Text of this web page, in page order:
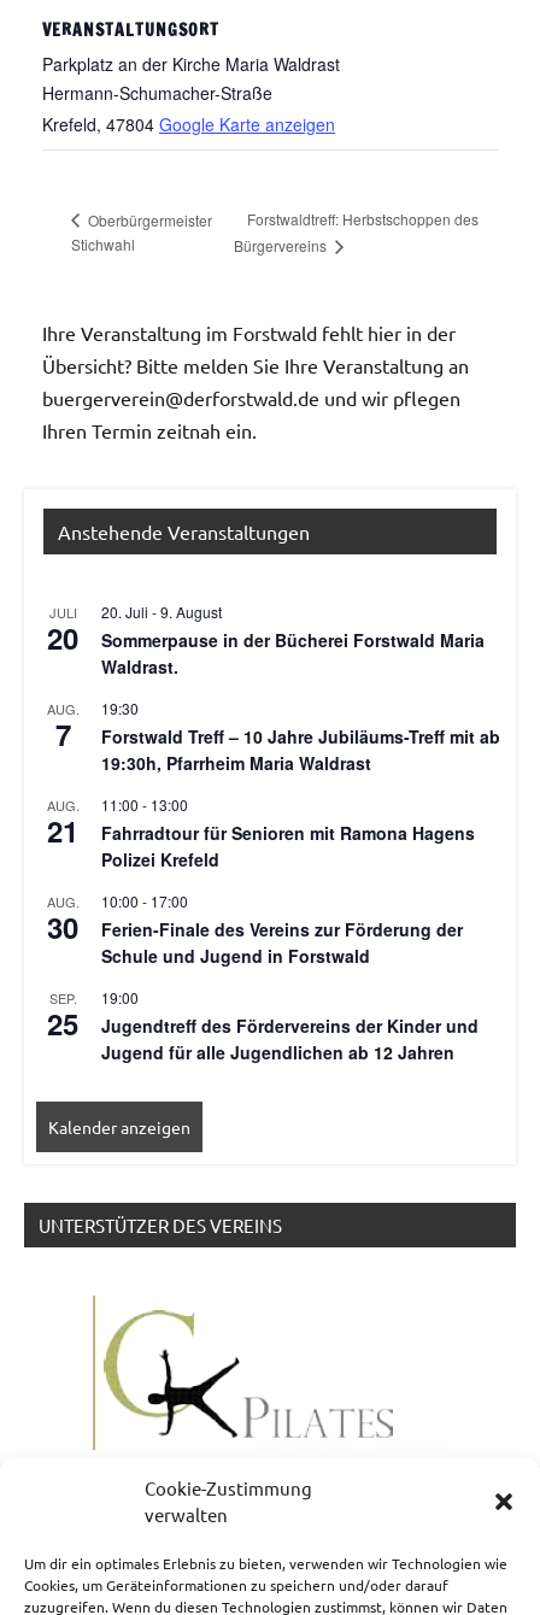
Cookie-Zustimmung
verwalten
Um dir ein optimales Erlebnis zu bieten, verwenden wir Technologien wie
Cookies, um Geräteinformationen zu speichern und/oder darauf
zuzugreifen. Wenn du diesen Technologien zustimmst, können wir Daten
VERANSTALTUNGSORT
Parkplatz an der Kirche Maria Waldrast
Hermann-Schumacher-Straße
Krefeld, 47804 Google Karte anzeigen
Oberbürgermeister
Stichwahl
Forstwaldtreff: Herbstschoppen des
Bürgervereins
Ihre Veranstaltung im Forstwald fehlt hier in der
Übersicht? Bitte melden Sie Ihre Veranstaltung an
buergerverein@derforstwald.de und wir pflegen
Ihren Termin zeitnah ein.
Anstehende Veranstaltungen
JULI
20
20. Juli -9. August
Sommerpause in der Bücherei Forstwald Maria
Waldrast.
AUG.
7
19:30
Forstwald Treff – 10 Jahre Jubiläums-Treff mit ab
19:30h, Pfarrheim Maria Waldrast
AUG.
21
11:00 - 13:00
Fahrradtour für Senioren mit Ramona Hagens
Polizei Krefeld
AUG.
30
10:00 - 17:00
Ferien-Finale des Vereins zur Förderung der
Schule und Jugend in Forstwald
SEP.
25
19:00
Jugendtreff des Fördervereins der Kinder und
Jugend für alle Jugendlichen ab 12 Jahren
Kalender anzeigen
UNTERSTÜTZER DES VEREINS